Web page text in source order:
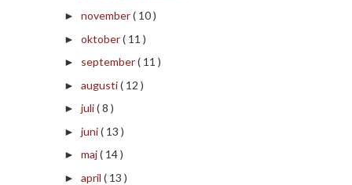
► november( 10 )
► oktober( 11 )
► september( 11 )
► augusti( 12 )
► juli( 8 )
► juni( 13 )
► maj( 14 )
► april ( 13 )